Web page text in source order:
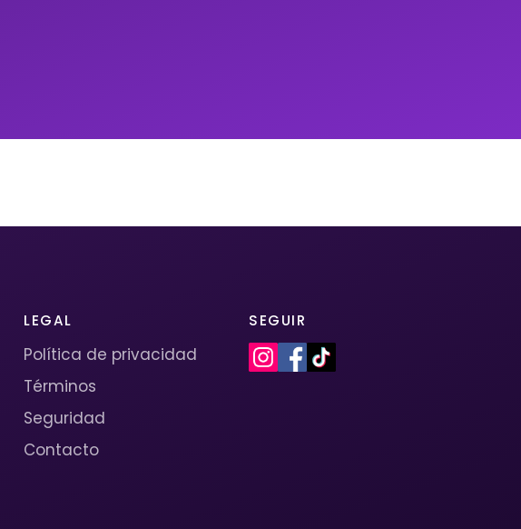
LEGAL
Política de privacidad
Términos
Seguridad
Contacto
SEGUIR